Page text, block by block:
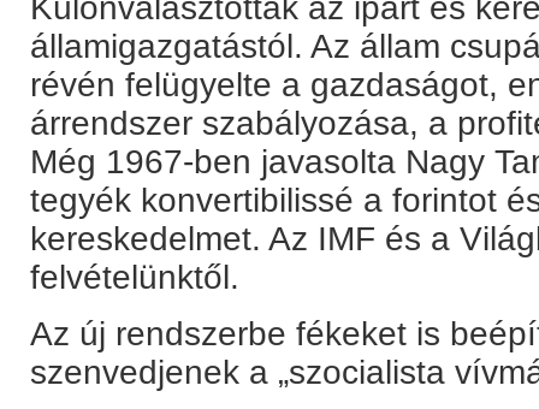
Különválasztották az ipart és
államigazgatástól. Az állam
révén felügyelte a gazdaságot,
árrendszer szabályozása, a
Még 1967-ben javasolta Nagy
tegyék konvertibilissé a forintot
kereskedelmet. Az IMF és a
felvételünktől.
Az új rendszerbe fékeket is
szenvedjenek a „szocialista